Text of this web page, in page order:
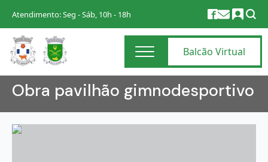
Atendimento: Seg - Sáb, 10h - 18h
Balcão Virtual
Obra pavilhão gimnodesportivo